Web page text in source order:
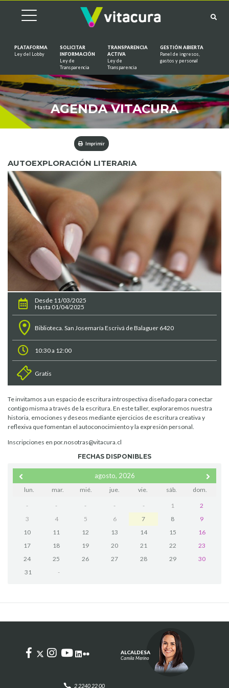
PLATAFORMA
Ley del Lobby
SOLICITAR
INFORMACIÓN
Ley de
Transparencia
TRANSPARENCIA
ACTIVA
Ley de
Transparencia
GESTIÓN ABIERTA
Panel de ingresos,
gastos y personal
AGENDA VITACURA
Imprimir
AUTOEXPLORACIÓN LITERARIA
Desde 11/03/2025
Hasta 01/04/2025
Biblioteca. San Josemaría Escrivá de Balaguer 6420
10:30 a 12:00
Gratis
Te invitamos a un espacio de escritura introspectiva diseñado para conectar
contigo misma a través de la escritura. En este taller, exploraremos nuestra
historia, emociones y deseos mediante ejercicios de escritura creativa y
reflexiva que fomentan el autoconocimiento y la expresión personal.
Inscripciones en por.nosotras@vitacura.cl
FECHAS DISPONIBLES
agosto, 2026
lun. mar. mié. jue. vie. sáb. dom.
- - - - - 1
2
3
4 5 6 7 8
9
10
11 12 13 14 15
16
17
18 19 20 21 22
23
24
25 26 27 28 29
30
31
-
2 2240 22 00
ALCALDESA
Camila Merino